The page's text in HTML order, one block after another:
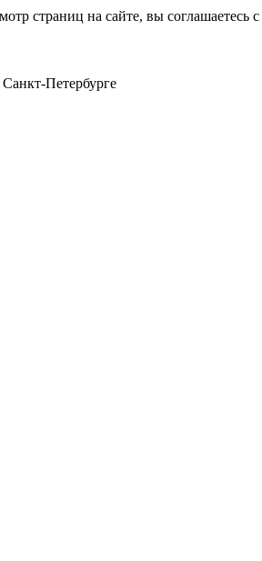
страниц на сайте, вы соглашаетесь с